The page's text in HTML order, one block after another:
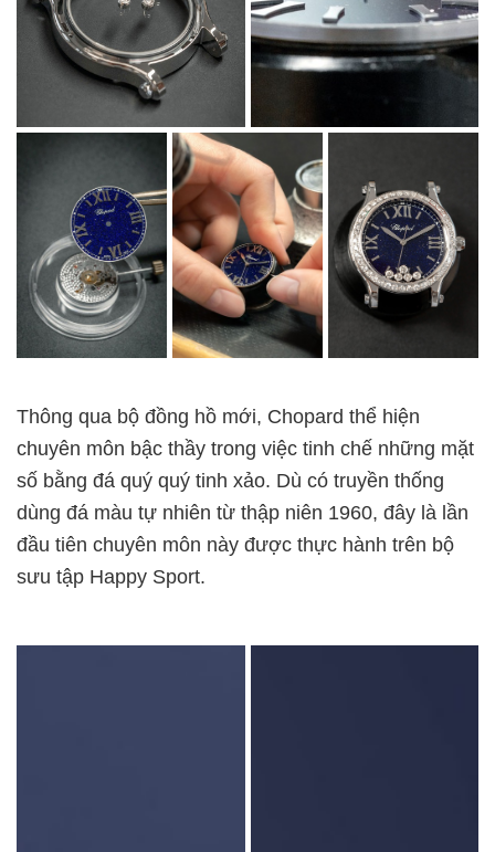
Thông qua bộ đồng hồ mới, Chopard thể hiện
chuyên môn bậc thầy trong việc tinh chế những mặt
số bằng đá quý quý tinh xảo. Dù có truyền thống
dùng đá màu tự nhiên từ thập niên 1960, đây là lần
đầu tiên chuyên môn này được thực hành trên bộ
sưu tập Happy Sport.